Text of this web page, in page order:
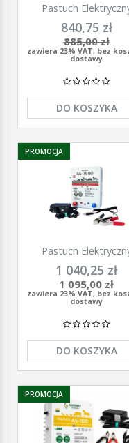
Pastuch
Elektryzator
Pomelac AS-4900
840,75 zł
885,00 zł
zawiera 23% VAT, bez
dostawy
DO KOSZYKA
Pastuch
Elektryzator
Pomelac AS-7900 7,9
1 040,25 zł
1 095,00 zł
zawiera 23% VAT, bez
dostawy
DO KOSZYKA
PROMOCJA
PROMOCJA